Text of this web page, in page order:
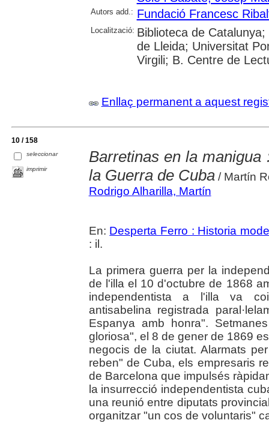
Autors add.: Fundació Francesc
Localització: Biblioteca de
de Lleida; Universitat
Virgili; B. Centre de
Enllaç permanent a aquest
10 / 158
seleccionar
imprimir
Barretinas en la
la Guerra de Cuba/ Martín
Rodrigo Alharilla, Martín
En: Desperta Ferro : Historia
: il.
La primera guerra per la
de l'illa el 10 d'octubre de 1868
independentista a l'illa va
antisabelina registrada
Espanya amb honra".
gloriosa", el 8 de gener de 1869
negocis de la ciutat. Alarmats
reben" de Cuba, els empresaris
de Barcelona que impulsés
la insurrecció independentista
una reunió entre diputats
organitzar "un cos de voluntaris"